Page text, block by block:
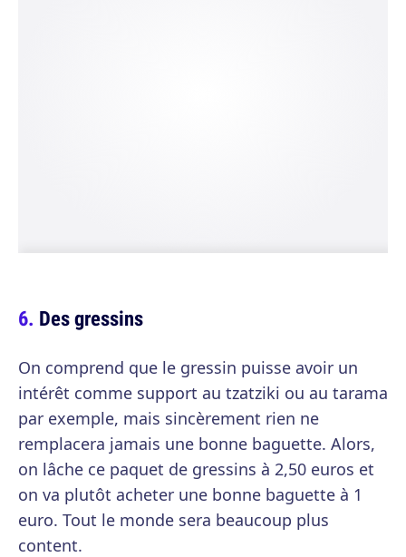
Des gressins
On comprend que le gressin puisse avoir un
intérêt comme support au tzatziki ou au tarama
par exemple, mais sincèrement rien ne
remplacera jamais une bonne baguette. Alors,
on lâche ce paquet de gressins à 2,50 euros et
on va plutôt acheter une bonne baguette à 1
euro. Tout le monde sera beaucoup plus
content.